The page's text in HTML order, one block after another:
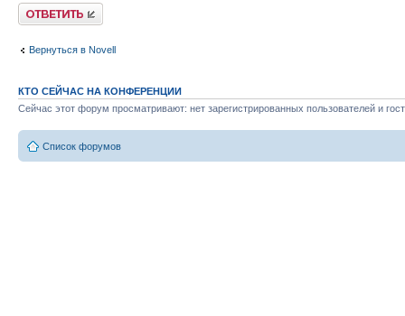
Ответить
Вернуться в Novell
КТО СЕЙЧАС НА КОНФЕРЕНЦИИ
Сейчас этот форум просматривают: нет зарегистрированных пользователей и
Список форумов